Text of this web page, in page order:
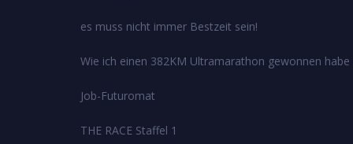
es muss nicht immer Bestzeit sein!
Wie ich einen 382KM Ultramarathon gewonnen habe
Job-Futuromat
THE RACE Staffel 1